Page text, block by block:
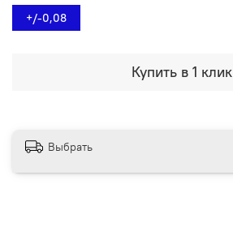
Купить в 1 клик
+/-0,08
Выбрать